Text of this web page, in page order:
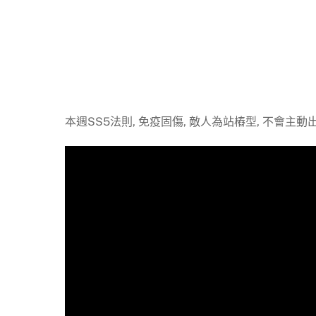
本週SS5法則, 免疫固傷, 敵人為站樁型, 不會主動